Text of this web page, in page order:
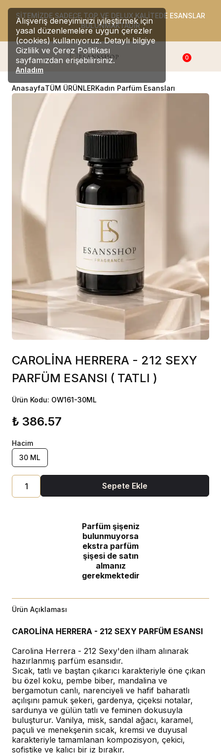
Alışveriş deneyiminizi iyileştirmek için
yasal düzenlemelere uygun çerezler
(cookies) kullanıyoruz. Detaylı bilgiye
Gizlilik ve Çerez Politikası
sayfamızdan erişebilirsiniz.
Anladım
SİTEMİZDE SADECE TOP VE DELUX KALİTEDE ESANSLAR
BULUNMAKTADIR
0
AnasayfaTÜM ÜRÜNLERKadın Parfüm Esansları
CAROLİNA HERRERA - 212 SEXY
PARFÜM ESANSI ( TATLI )
Ürün Kodu: OW161-30ML
₺ 386.57
Hacim
30 ML
Sepete Ekle
Parfüm şişeniz
bulunmuyorsa
ekstra parfüm
şişesi de satın
almanız
gerekmektedir
Ürün Açıklaması
CAROLİNA HERRERA - 212 SEXY PARFÜM ESANSI
Carolina Herrera - 212 Sexy'den ilham alınarak
hazırlanmış parfüm esansıdır.
Sıcak, tatlı ve baştan çıkarıcı karakteriyle öne çıkan
bu özel koku, pembe biber, mandalina ve
bergamotun canlı, narenciyeli ve hafif baharatlı
açılışını pamuk şekeri, gardenya, çiçeksi notalar,
sardunya ve gülün tatlı ve feminen dokusuyla
buluşturur. Vanilya, misk, sandal ağacı, karamel,
paçuli ve menekşenin sıcak, kremsi ve duyusal
karakteriyle tamamlanan kompozisyon, çekici,
sofistike ve kalıcı bir iz bırakır.